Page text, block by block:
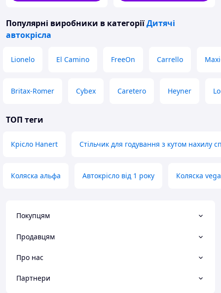
Популярні виробники в категоріїДитячі
автокрісла
Lionelo El Camino FreeOn Carrello
Britax-Romer Cybex Caretero Heyner
ТОП теги
Крісло Hanert Стільчик для годування з кутом нахилу
Коляска альфа Автокрісло від 1 року Коляска vega
Покупцям
Продавцям
Про нас
Партнери